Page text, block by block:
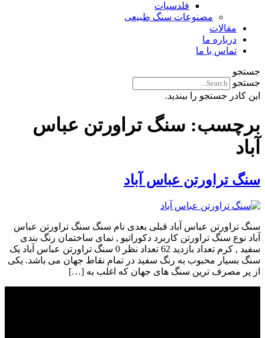
فلدسپات
مصنوعات سنگ طبیعی
مقالات
درباره ما
تماس با ما
جستجو
جستجو
این کادر جستجو را ببندید.
برچسب: سنگ تراورتن عباس
آباد
سنگ تراورتن عباس آباد
سنگ تراورتن عباس آباد قبلی بعدی نام سنگ سنگ تراورتن عباس
آباد نوع سنگ تراورتن کاربرد دکوراتیو , نمای ساختمان رنگ بندی
سفید , کرم تعداد بازدید 62 تعداد نظر 0 سنگ تراورتن عباس آباد یک
سنگ بسیار محبوب به رنگ سفید در تمام نقاط جهان می باشد. یکی
از پر مصرف ترین سنگ های جهان که اغلب به […]